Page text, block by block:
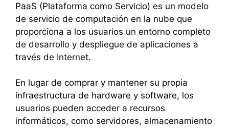
PaaS (Plataforma como Servicio) es un modelo
de servicio de computación en la nube que
proporciona a los usuarios un entorno completo
de desarrollo y despliegue de aplicaciones a
través de Internet.
En lugar de comprar y mantener su propia
infraestructura de hardware y software, los
usuarios pueden acceder a recursos
informáticos, como servidores, almacenamiento